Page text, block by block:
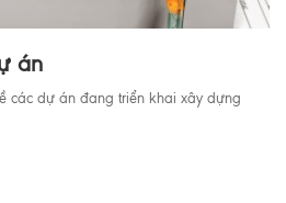
án
các dự án đang triển khai xây dựng